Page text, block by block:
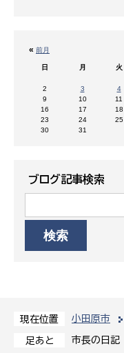
現在位置 小田原市
足あと 市長の日記
« 前月
日 月 火
2
3 4
9
10 11
16
17 18
23
24 25
30
31
ブログ記事検索